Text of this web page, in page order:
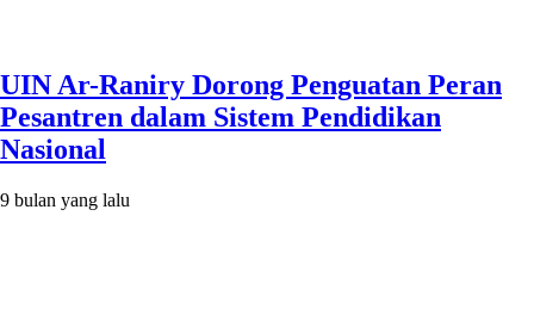
UIN Ar-Raniry Dorong Penguatan Peran
Pesantren dalam Sistem Pendidikan
Nasional
9 bulan yang lalu